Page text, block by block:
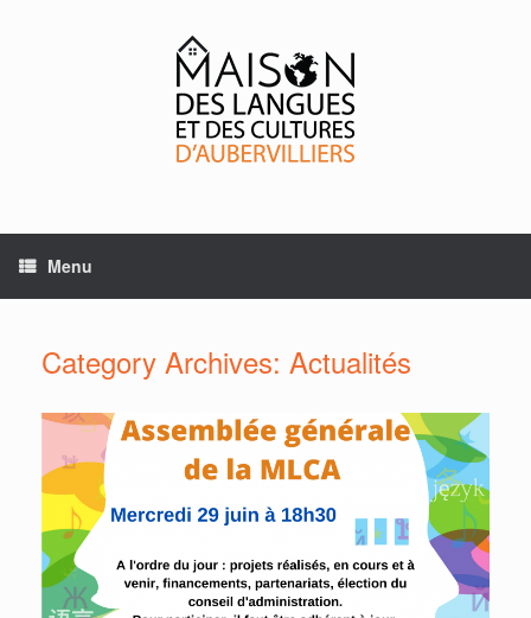
Menu
Category Archives: Actualités